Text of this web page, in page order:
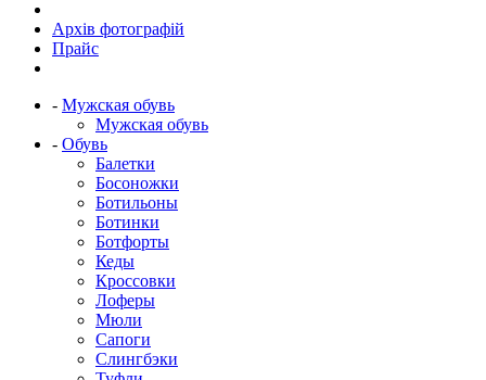
Архів фотографій
Прайс
- Мужская обувь
Мужская обувь
- Обувь
Балетки
Босоножки
Ботильоны
Ботинки
Ботфорты
Кеды
Кроссовки
Лоферы
Мюли
Сапоги
Слингбэки